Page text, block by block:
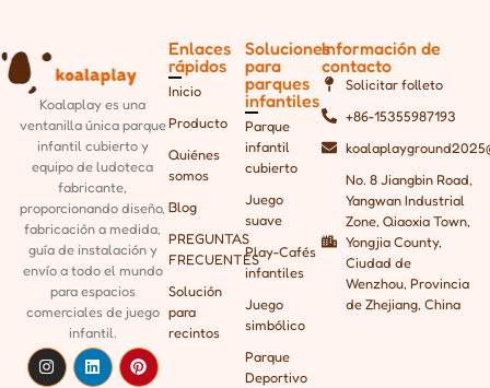
Koalaplay es una
ventanilla única parque
infantil cubierto y
equipo de ludoteca
fabricante,
proporcionandodiseño,
fabricación a medida,
guía de instalación y
envío a todo el mundo
para espacios
comerciales de juego
infantil.
Enlaces
rápidos
Inicio
Producto
Quiénes
somos
Blog
PREGUNTAS
FRECUENTES
Solución
para
recintos
Soluciones
para
parques
infantiles
Parque
infantil
cubierto
Juego
suave
Play-Cafés
infantiles
Juego
simbólico
Parque
Deportivo
Información de
contacto
Solicitar folleto
+86-15355987193
No. 8 Jiangbin Road,
Yangwan Industrial
Zone, Qiaoxia Town,
Yongjia County,
Ciudad de
Wenzhou, Provincia
de Zhejiang, China